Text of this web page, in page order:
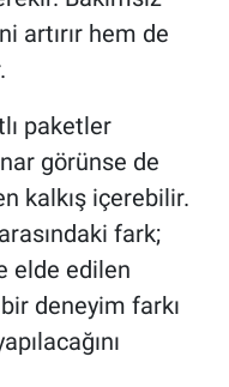
artırır hem de
paketler
görünse de
kalkış içerebilir.
fark;
elde edilen
deneyim farkı